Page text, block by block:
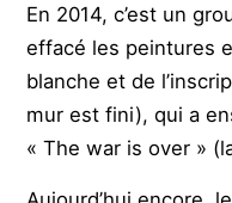
En 2014, c’est un
effacé les peintures
blanche et de
mur est fini), qui a
« The war is over »